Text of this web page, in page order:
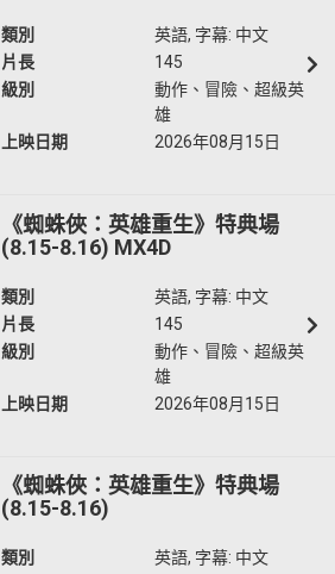
類別
英語, 字幕: 中文
片長
145
級別
動作、冒險、超級英
雄
上映日期
2026年08月15日
《蜘蛛俠：英雄重生》特典場
(8.15-8.16) MX4D
類別
英語, 字幕: 中文
片長
145
級別
動作、冒險、超級英
雄
上映日期
2026年08月15日
《蜘蛛俠：英雄重生》特典場
(8.15-8.16)
類別
英語, 字幕: 中文